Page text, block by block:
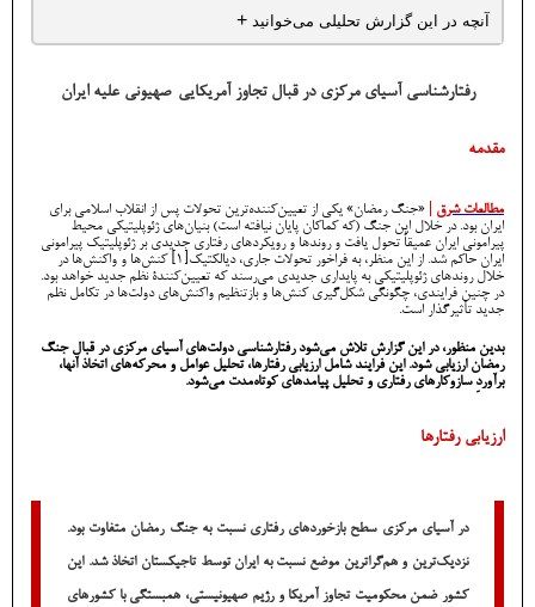
آنچه در این گزارش تحلیلی می‌خوانید +
رفتارشناسی آسیای مرکزی در قبال تجاوز آمریکایی-صهیونی علیه ایران
مقدمه
مطالعات شرق
«جنگ رمضان» یکی از تعیین‌کننده‌ترین تحولات پس از انقلاب اسلامی برای
ایران بود. در خلال این جنگ (که کماکان پایان نیافته است) بنیان‌های ژئوپلیتیکی محیط
پیرامونی ایران عمیقاً تحول یافت و روندها و رویکردهای رفتاری جدیدی بر ژئوپلیتیک پیرامونی
ایران حاکم شد. از این منظر، به فراخور تحولات جاری، دیالکتیک[1] کنش‌ها و واکنش‌ها در
خلال روندهای ژئوپلیتیکی به پایداری جدیدی می‌رسند که تعیین‌کنندۀ نظم جدید خواهد بود.
در چنین فرایندی، چگونگی شکل‌گیری کنش‌ها و بازتنظیم واکنش‌های دولت‌ها در تکامل نظم
جدید تأثیرگذار است.
بدین منظور، در این گزارش تلاش می‌شود رفتارشناسی دولت‌های آسیای مرکزی در قبال جنگ
رمضان ارزیابی شود. این فرایند شامل ارزیابی رفتارها، تحلیل عوامل و محرکه‌های اتخاذ آنها،
برآوردِ سازوکار‌های رفتاری و تحلیل پیامدهای کوتاه‌مدت می‌شود.
ارزیابی رفتارها
در آسیای مرکزی سطح بازخوردهای رفتاری نسبت به جنگ رمضان متفاوت بود.
نزدیک‌ترین و هم‌گراترین موضع نسبت به ایران توسط تاجیکستان اتخاذ شد. این
کشور ضمن محکومیت تجاوز آمریکا و رژیم صهیونیستی، همبستگی با کشورهای